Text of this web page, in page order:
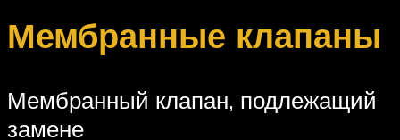
Мембранные клапаны
Мембранный клапан, подлежащий
замене